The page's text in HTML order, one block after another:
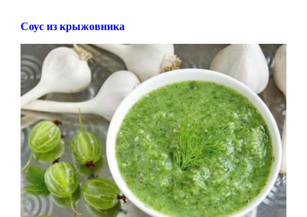
Соус из крыжовника